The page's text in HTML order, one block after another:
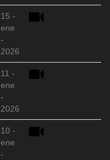
15 -
ene
-
2026
11 -
ene
-
2026
10 -
ene
-